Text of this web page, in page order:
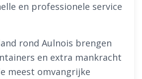
en professionele service
rond Aulnois brengen
en extra mankracht
meest omvangrijke